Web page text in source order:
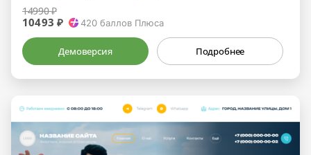
14990 ₽
10493 ₽ 420 баллов Плюса
Демоверсия Подробнее